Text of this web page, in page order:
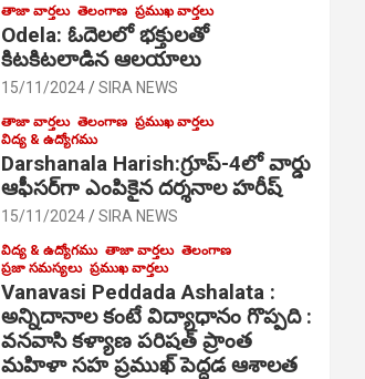
తాజా వార్తలు తెలంగాణ ప్రముఖ వార్తలు
Odela: ఓదెల‌లో భక్తులతో
కిటకిటలాడిన ఆల‌యాలు
15/11/2024 SIRA NEWS
తాజా వార్తలు తెలంగాణ ప్రముఖ వార్తలు
విద్య & ఉద్యోగము
Darshanala Harish:గ్రూప్-4లో వార్డు
ఆఫీసర్‌గా ఎంపికైన దర్శనాల హరీష్
15/11/2024 SIRA NEWS
విద్య & ఉద్యోగము తాజా వార్తలు తెలంగాణ
ప్రజా సమస్యలు ప్రముఖ వార్తలు
Vanavasi Peddada Ashalata :
అన్నిదానాల కంటే విద్యాధానం గొప్పది :
వనవాసి కళ్యాణ పరిషత్ ప్రాంత
మహిళా సహ ప్రముఖ్ పెద్దడ ఆశాలత